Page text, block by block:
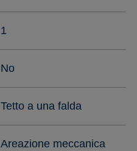
1
No
Tetto a una falda
Areazione meccanica